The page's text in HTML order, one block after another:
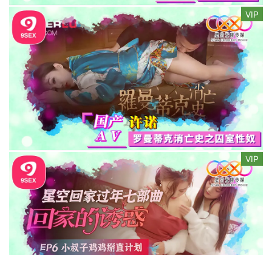
VIP
VIP